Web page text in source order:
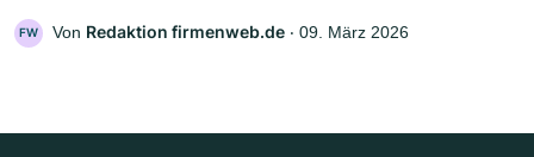
FW Von Redaktion firmenweb.de ‧ 09. März 2026